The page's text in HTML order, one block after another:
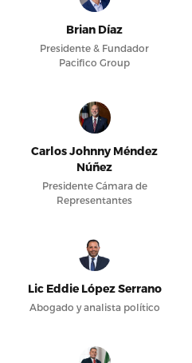
Brian Díaz
Presidente & Fundador
Pacifico Group
Carlos Johnny Méndez
Núñez
Presidente Cámara de
Representantes
Lic Eddie López Serrano
Abogado y analista político